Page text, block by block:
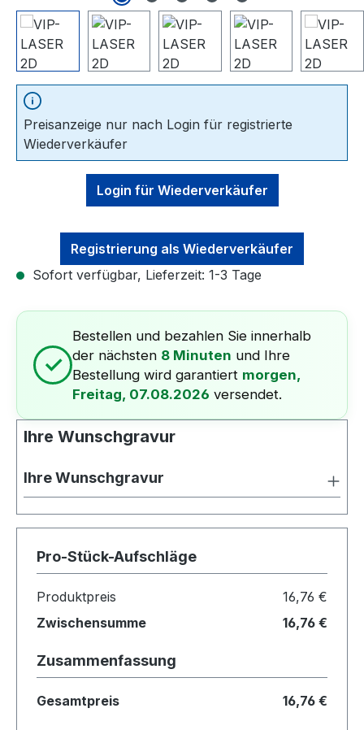
Preisanzeige nur nach Login für registrierte
Wiederverkäufer
Login für Wiederverkäufer
Registrierung als Wiederverkäufer
Sofort verfügbar, Lieferzeit: 1-3 Tage
✓
Bestellen und bezahlen Sie innerhalb
der nächsten 8 Minuten und Ihre
Bestellung wird garantiert morgen,
Freitag, 07.08.2026 versendet.
Ihre Wunschgravur
Ihre Wunschgravur
Pro-Stück-Aufschläge
Produktpreis
16,76 €
Zwischensumme
16,76 €
Zusammenfassung
Gesamtpreis 16,76 €